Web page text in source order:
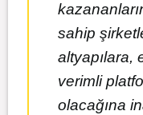
sahip
altyapılara,
verimli
olacağına